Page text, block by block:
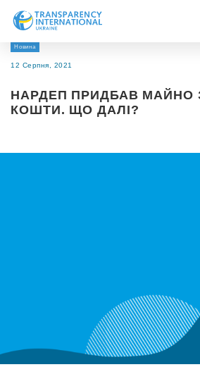
Про нас
Дослідження
Долучитися
Новина
12 Серпня, 2021
НАРДЕП ПРИДБАВ МАЙНО
КОШТИ. ЩО ДАЛІ?